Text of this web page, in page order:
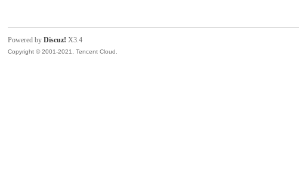
Powered byDiscuz! X3.4
Copyright © 2001-2021, Tencent Cloud.